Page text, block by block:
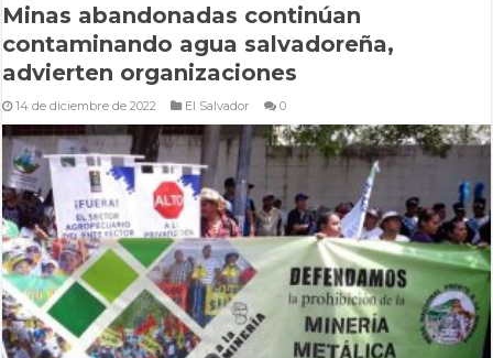
Minas abandonadas continúan
contaminando agua salvadoreña,
advierten organizaciones
14 de diciembre de 2022 El Salvador 0